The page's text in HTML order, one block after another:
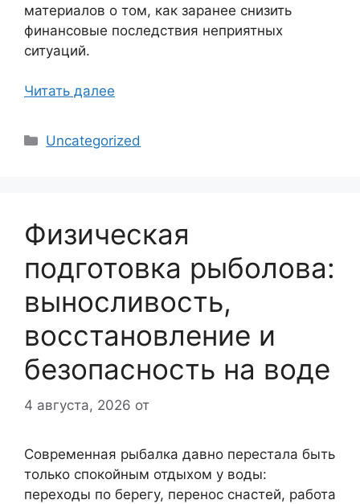
материалов о том, как заранее снизить
финансовые последствия неприятных
ситуаций.
Читать далее
Рубрики
Uncategorized
Физическая
подготовка рыболова:
выносливость,
восстановление и
безопасность на воде
4 августа, 2026 от
Современная рыбалка давно перестала быть
только спокойным отдыхом у воды:
переходы по берегу, перенос снастей, работа